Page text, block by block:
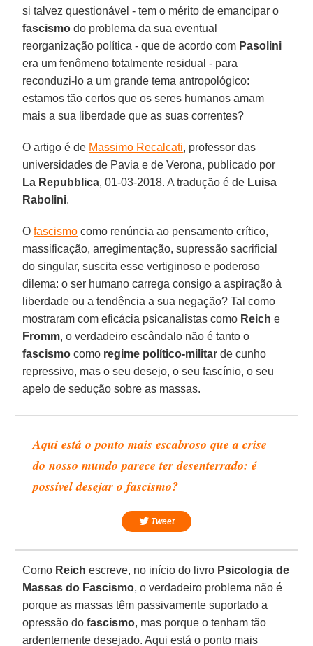
si talvez questionável - tem o mérito de emancipar o
fascismo do problema da sua eventual
reorganização política - que de acordo com Pasolini
era um fenômeno totalmente residual - para
reconduzi-lo a um grande tema antropológico:
estamos tão certos que os seres humanos amam
mais a sua liberdade que as suas correntes?
O artigo é de Massimo Recalcati, professor das
universidades de Pavia e de Verona, publicado por
La Repubblica, 01-03-2018. A tradução é de Luisa
Rabolini.
Ofascismo como renúncia ao pensamento crítico,
massificação, arregimentação, supressão sacrificial
do singular, suscita esse vertiginoso e poderoso
dilema: o ser humano carrega consigo a aspiração à
liberdade ou a tendência a sua negação? Tal como
mostraram com eficácia psicanalistas como Reich e
Fromm, o verdadeiro escândalo não é tanto o
fascismo como regime político-militar de cunho
repressivo, mas o seu desejo, o seu fascínio, o seu
apelo de sedução sobre as massas.
Aqui está o ponto mais escabroso que a crise
do nosso mundo parece ter desenterrado: é
possível desejar o fascismo?
Tweet
Como Reich escreve, no início do livro Psicologia de
Massas do Fascismo, o verdadeiro problema não é
porque as massas têm passivamente suportado a
opressão dofascismo, mas porque o tenham tão
ardentemente desejado. Aqui está o ponto mais